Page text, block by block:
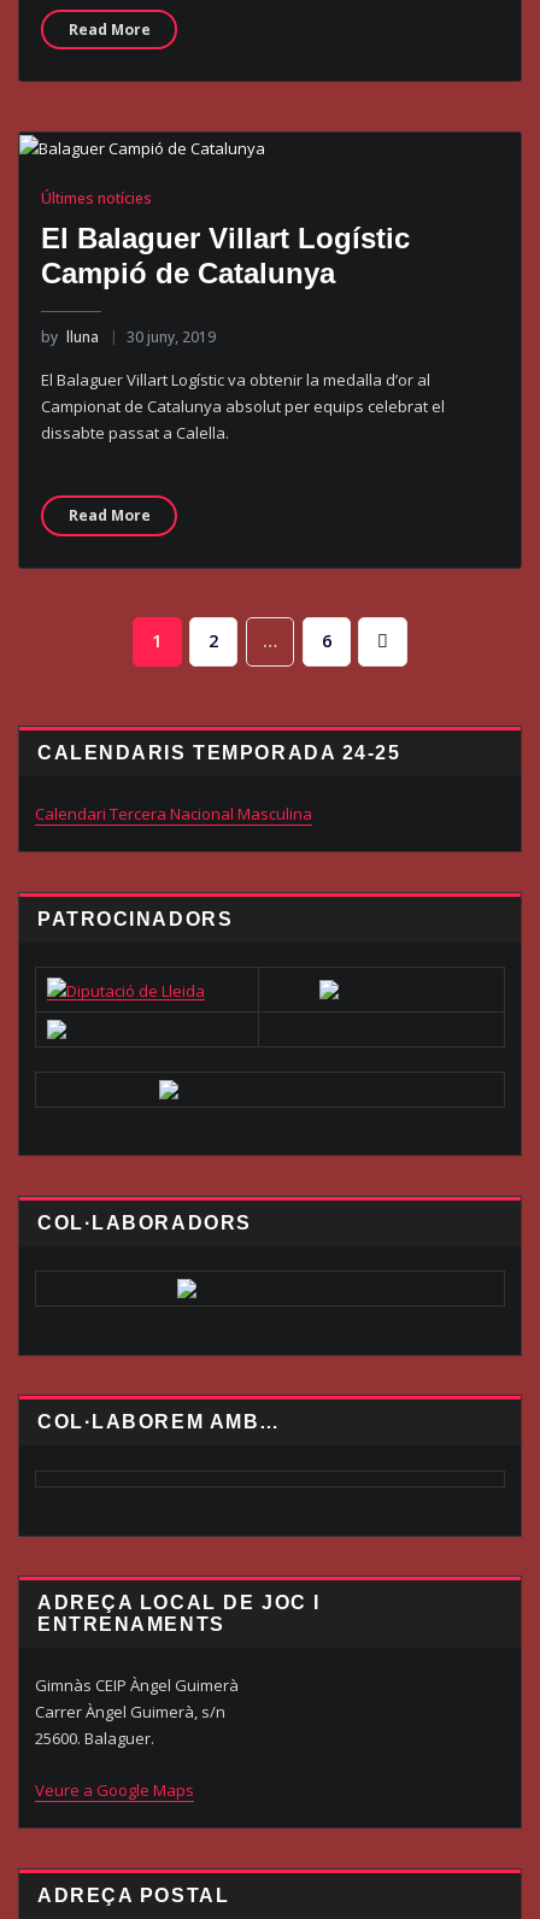
Read More
Últimes notícies
El Balaguer Villart Logístic
Campió de Catalunya
by lluna 30 juny, 2019
El Balaguer Villart Logístic va obtenir la medalla d’or al
Campionat de Catalunya absolut per equips celebrat el
dissabte passat a Calella.
Read More
Navegació
1 2 … 6
CALENDARIS TEMPORADA 24-25
Calendari Tercera Nacional Masculina
PATROCINADORS
COL·LABORADORS
COL·LABOREM AMB…
ADREÇA LOCAL DE JOC I
ENTRENAMENTS
Gimnàs CEIP Àngel Guimerà
Carrer Àngel Guimerà, s/n
25600. Balaguer.
Veure a Google Maps
ADREÇA POSTAL